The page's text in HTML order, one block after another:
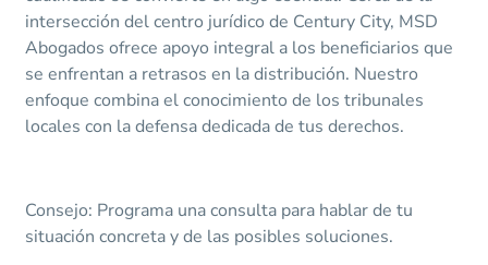
intersección del centro jurídico de Century City, MSD
Abogados ofrece apoyo integral a los beneficiarios que
se enfrentan a retrasos en la distribución. Nuestro
enfoque combina el conocimiento de los tribunales
locales con la defensa dedicada de tus derechos.
Consejo: Programa una consulta para hablar de tu
situación concreta y de las posibles soluciones.